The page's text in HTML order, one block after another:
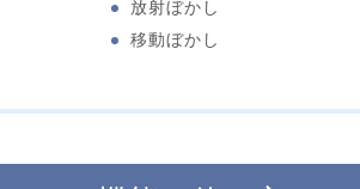
放射ぼかし
移動ぼかし